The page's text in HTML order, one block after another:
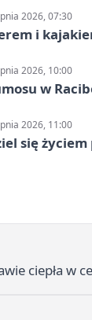
2026, 07:30
i
2026, 10:00
w
2026, 11:00
się
ciepła w